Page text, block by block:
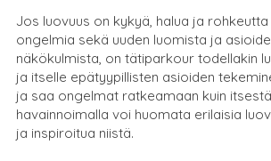
Jos luovuus on kykyä, halua ja
ongelmia sekä uuden luomista ja
näkökulmista, on tätiparkour todellakin
ja itselle epätyypillisten asioiden
ja saa ongelmat ratkeamaan kuin
havainnoimalla voi huomata erilaisia
ja inspiroitua niistä.